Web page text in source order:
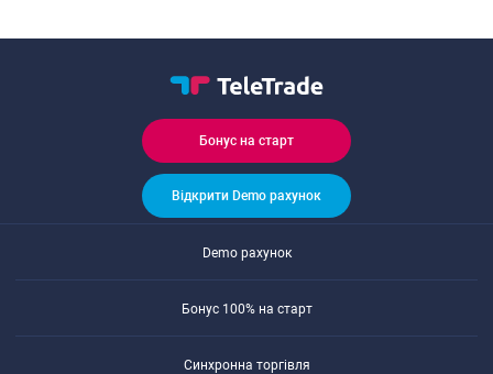
Бонуc на cтарт
Відкрити Demo рахунок
Demo рахунок
Бонуc 100% на cтарт
Cинхронна торгівля